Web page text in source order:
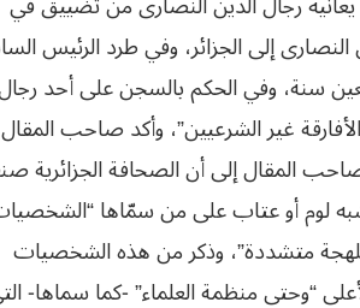
إلى الجزائر، وفي طرد الرئيس
‬ليست‮ ‬معروفة‮ ‬بعملية‮ ‬التنصير‮”.‬وأشار صاحب المقال إلى أن الصحافة
لوم أو عتاب على من سمّاها
بلهجة متشددة”، وذكر من هذه الشخصيات